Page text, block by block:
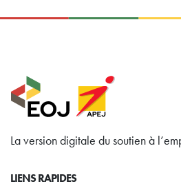
La version digitale du soutien à
LIENS RAPIDES